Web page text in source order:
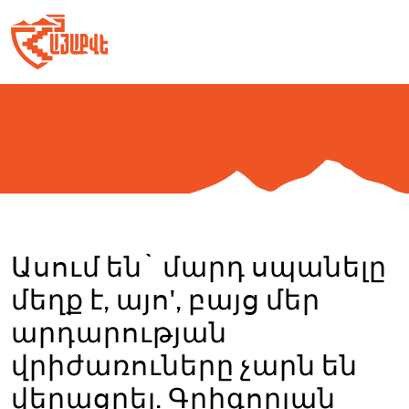
to
content
Ասում են` մարդ սպանելը
մեղք է, այո', բայց մեր
արդարության
վրիժառուները չարն են
վերացրել. Գրիգորյան